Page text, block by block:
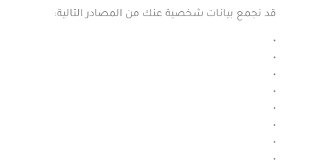
قد نجمع بيانات شخصية عنك من المصادر التالية:
•
•
•
•
•
•
•
•